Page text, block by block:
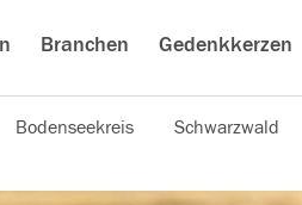
Branchen Gedenkkerzen
Bodenseekreis Schwarzwald